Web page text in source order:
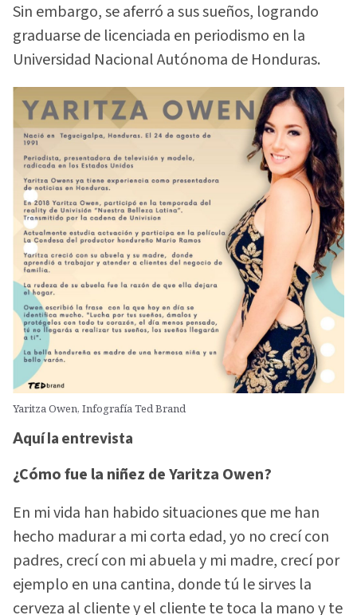
Sin embargo, se aferró a sus sueños, logrando
graduarse de licenciada en periodismo en la
Universidad Nacional Autónoma de Honduras.
Yaritza Owen, Infografía Ted Brand
Aquí la entrevista
¿Cómo fue la niñez de Yaritza Owen?
En mi vida han habido situaciones que me han
hecho madurar a mi corta edad, yo no crecí con
padres, crecí con mi abuela y mi madre, crecí por
ejemplo en una cantina, donde tú le sirves la
cerveza al cliente y el cliente te toca la mano y te